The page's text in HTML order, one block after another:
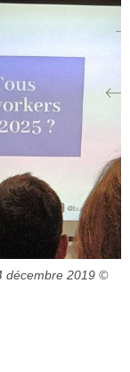
décembre 2019 ©